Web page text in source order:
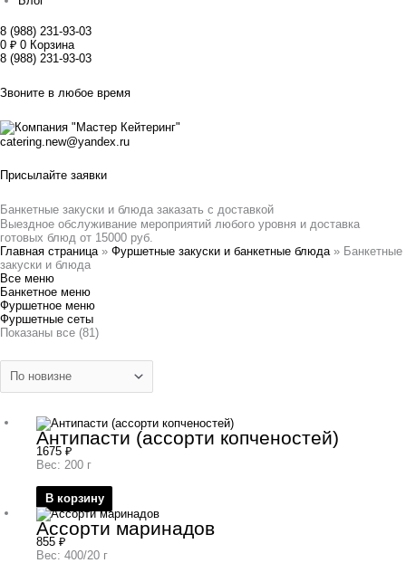
8 (988) 231-93-03
0 ₽ 0 Корзина
8 (988) 231-93-03
Звоните в любое время
catering.new@yandex.ru
Присылайте заявки
Банкетные закуски и блюда заказать с доставкой
Выездное обслуживание мероприятий любого уровня и доставка
готовых блюд от 15000 руб.
Главная страница» Фуршетные закуски и банкетные блюда» Банкетные
закуски и блюда
Все меню
Банкетное меню
Фуршетное меню
Фуршетные сеты
Показаны все (81)
Антипасти (ассорти копченостей)
1675 ₽
Вес: 200 г
В корзину
Ассорти маринадов
855 ₽
Вес: 400/20 г